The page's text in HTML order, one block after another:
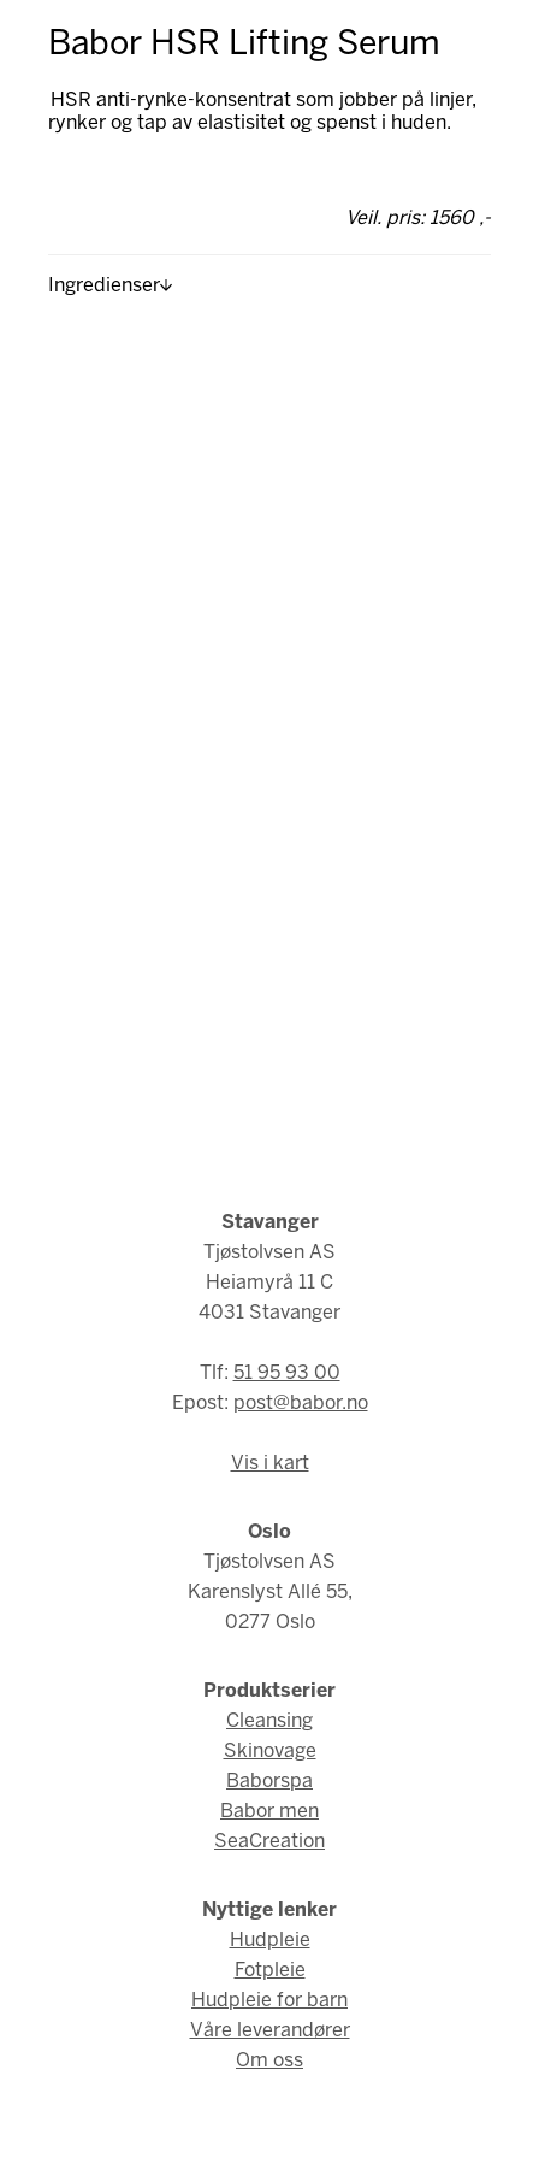
Babor HSR Lifting Serum
HSR anti-rynke-konsentrat som jobber på linjer,
rynker og tap av elastisitet og spenst i huden.
Veil. pris: 1560 ,-
Ingredienser
Stavanger
Tjøstolvsen AS
Heiamyrå 11 C
4031 Stavanger
Tlf: 51 95 93 00
Epost: post@babor.no
Vis i kart
Oslo
Tjøstolvsen AS
Karenslyst Allé 55,
0277 Oslo
Produktserier
Cleansing
Skinovage
Baborspa
Babor men
SeaCreation
Nyttige lenker
Hudpleie
Fotpleie
Hudpleie for barn
Våre leverandører
Om oss